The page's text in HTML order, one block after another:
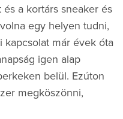
a kortárs sneaker és
egy helyen tudni,
már évek óta
igen alap
belül. Ezúton
megköszönni,